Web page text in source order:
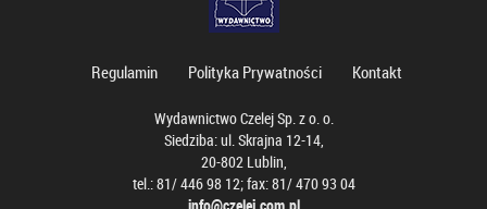
Regulamin Polityka Prywatności Kontakt
Wydawnictwo Czelej Sp. z o. o.
Siedziba: ul. Skrajna 12-14,
20-802 Lublin,
tel.: 81/ 446 98 12; fax: 81/ 470 93 04